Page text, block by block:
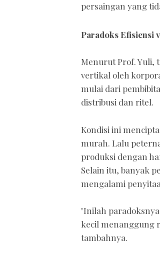
persaingan yang
Paradoks Efisiensi
Menurut Prof. Yuli,
vertikal oleh
mulai dari
distribusi dan ritel.
Kondisi ini
murah. Lalu
produksi dengan
Selain itu, banyak
mengalami
"Inilah
kecil menanggung
tambahnya.